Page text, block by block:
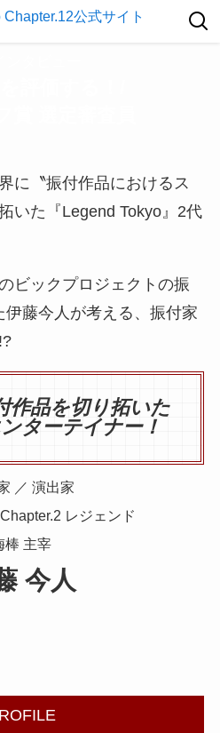
に〝振付作品におけるス
いた『Legend Tokyo』2代
ビックプロジェクトの振
藤今人が考える、振付家
作品を切り拓いた
ターテイナー！
／ 演出家
レジェンド
棒 主宰
今人